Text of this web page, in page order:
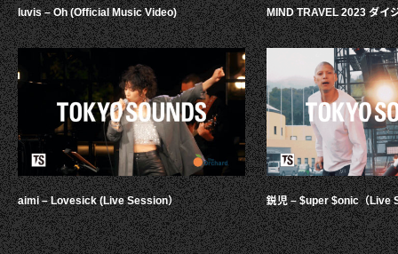
luvis – Oh (Official Music Video)
aimi – Lovesick (Live Session）
MIND TRAVEL 2023 ダイ
鋭児 – $uper $onic（Live